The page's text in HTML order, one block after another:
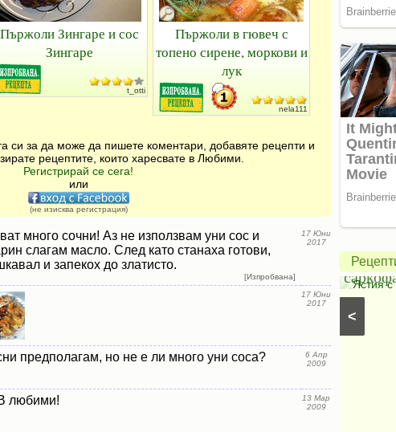
Пържоли Зингаре и сос
Зингаре
t_otti
Пържоли в гювеч с
топено сирене, моркови и
лук
nela111
си за да може да пишете коментари, добавяте рецепти и
рецептите, които харесвате в Любими.
Регистрирай се сега!
или
(не изисква регистрация)
много сочни! Аз не използвам уни сос и
слагам масло. След като станаха готови,
и запекох до златисто.
[Изпробвана]
17 Юни
2017
17 Юни
2017
предполагам, но не е ли много уни соса?
6 Апр
2009
любими!
13 Мар
2009
<
Крем
с
чиа
и
кокосово
мляко
Кокосови кремове⋅Вегански рецепти⋅Постни
Кремове, парфета и
пиле
в
Ястия